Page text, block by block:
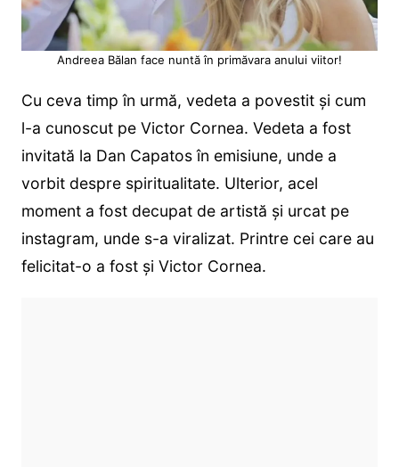
Andreea Bălan face nuntă în primăvara anului viitor!
Cu ceva timp în urmă, vedeta a povestit și cum
l-a cunoscut pe Victor Cornea. Vedeta a fost
invitată la Dan Capatos în emisiune, unde a
vorbit despre spiritualitate. Ulterior, acel
moment a fost decupat de artistă și urcat pe
instagram, unde s-a viralizat. Printre cei care au
felicitat-o a fost și Victor Cornea.